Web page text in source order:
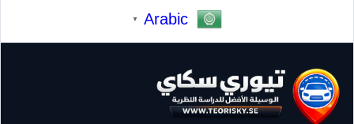
Arabic
▼